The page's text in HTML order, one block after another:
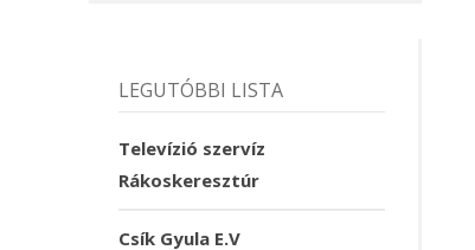
LEGUTÓBBI LISTA
Televízió szervíz
Rákoskeresztúr
Csík Gyula E.V